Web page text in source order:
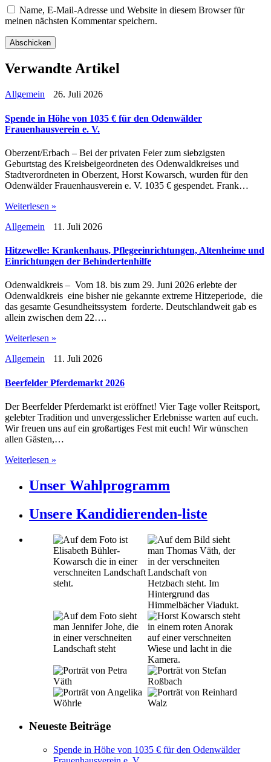
Name, E-Mail-Adresse und Website in diesem Browser für
meinen nächsten Kommentar speichern.
Verwandte Artikel
Allgemein 26. Juli 2026
Spende in Höhe von 1035 € für den Odenwälder
Frauenhausverein e. V.
Oberzent/Erbach – Bei der privaten Feier zum siebzigsten
Geburtstag des Kreisbeigeordneten des Odenwaldkreises und
Stadtverordneten in Oberzent, Horst Kowarsch, wurden für den
Odenwälder Frauenhausverein e. V. 1035 € gespendet. Frank…
Weiterlesen »
Allgemein
11. Juli 2026
Hitzewelle: Krankenhaus, Pflegeeinrichtungen, Altenheime und
Einrichtungen der Behindertenhilfe
Odenwaldkreis – Vom 18. bis zum 29. Juni 2026 erlebte der
Odenwaldkreis eine bisher nie gekannte extreme Hitzeperiode, die
das gesamte Gesundheitssystem forderte. Deutschlandweit gab es
allein zwischen dem 22….
Weiterlesen »
Allgemein
11. Juli 2026
Beerfelder Pferdemarkt 2026
Der Beerfelder Pferdemarkt ist eröffnet! Vier Tage voller Reitsport,
gelebter Tradition und unvergesslicher Erlebnisse warten auf euch.
Wir freuen uns auf ein großartiges Fest mit euch! Wir wünschen
allen Gästen,…
Weiterlesen »
Unser Wahlprogramm
Unsere Kandidierenden-liste
Neueste Beiträge
Spende in Höhe von 1035 € für den Odenwälder